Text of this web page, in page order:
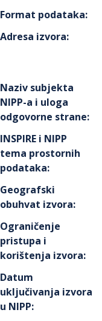
Format podataka:
Adresa izvora:
Naziv subjekta
NIPP-a i uloga
odgovorne strane:
INSPIRE i NIPP
tema prostornih
podataka:
Geografski
obuhvat izvora:
Ograničenje
pristupa i
korištenja izvora:
Datum
uključivanja izvora
u NIPP: